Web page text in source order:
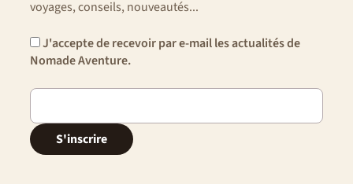
voyages, conseils, nouveautés...
J'accepte de recevoir par e-mail les actualités de
Nomade Aventure.
S'inscrire